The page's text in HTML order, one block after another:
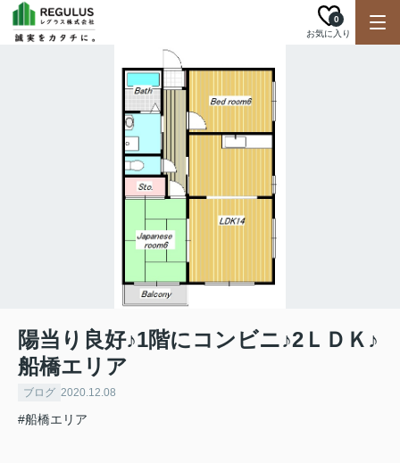
お気に入り
0
陽当り良好♪1階にコンビニ♪2ＬＤＫ♪
船橋エリア
ブログ 2020.12.08
#船橋エリア